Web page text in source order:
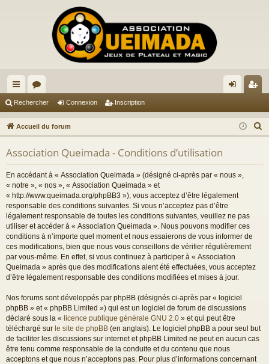
ac
co
ur
ci
s
or
u
m
s
ne
xi
cri
pti
Rechercher Connexion Inscription
Accueil du forum
e
Association Queimada - Conditions d’utilisation
En accédant à « Association Queimada » (désigné ci-après par « nous »,
« notre », « nos », « Association Queimada » et
« http://www.queimada.org/phpBB3 »), vous acceptez d’être légalement
responsable des conditions suivantes. Si vous n’acceptez pas d’être
légalement responsable de toutes les conditions suivantes, veuillez ne pas
utiliser et accéder à « Association Queimada ». Nous pouvons modifier ces
conditions à n’importe quel moment et nous essaierons de vous informer de
ces modifications, bien que nous vous conseillons de vérifier régulièrement
par vous-même. En effet, si vous continuez à participer à « Association
Queimada » après que des modifications aient été effectuées, vous acceptez
d’être légalement responsable des conditions modifiées et mises à jour.
Nos forums sont développés par phpBB (désignés ci-après par « logiciel
phpBB » et « phpBB Limited ») qui est un logiciel de forum de discussions
déclaré sous la « licence publique générale GNU 2.0 » et qui peut être
téléchargé sur le site de phpBB (en anglais). Le logiciel phpBB a pour seul but
de faciliter les discussions sur internet et phpBB Limited ne peut en aucun cas
être tenu comme responsable de la conduite et du contenu que nous
acceptons et que nous n’acceptons pas. Pour plus d’informations concernant